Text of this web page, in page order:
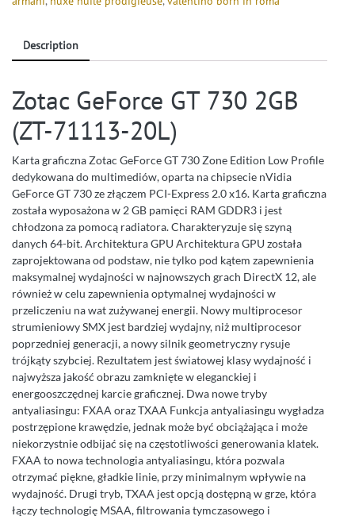
Description
Zotac GeForce GT 730 2GB
(ZT-71113-20L)
Karta graficzna Zotac GeForce GT 730 Zone Edition Low Profile
dedykowana do multimediów, oparta na chipsecie nVidia
GeForce GT 730 ze złączem PCI-Express 2.0 x16. Karta graficzna
została wyposażona w 2 GB pamięci RAM GDDR3 i jest
chłodzona za pomocą radiatora. Charakteryzuje się szyną
danych 64-bit. Architektura GPU Architektura GPU została
zaprojektowana od podstaw, nie tylko pod kątem zapewnienia
maksymalnej wydajności w najnowszych grach DirectX 12, ale
również w celu zapewnienia optymalnej wydajności w
przeliczeniu na wat zużywanej energii. Nowy multiprocesor
strumieniowy SMX jest bardziej wydajny, niż multiprocesor
poprzedniej generacji, a nowy silnik geometryczny rysuje
trójkąty szybciej. Rezultatem jest światowej klasy wydajność i
najwyższa jakość obrazu zamknięte w eleganckiej i
energooszczędnej karcie graficznej. Dwa nowe tryby
antyaliasingu: FXAA oraz TXAA Funkcja antyaliasingu wygładza
postrzępione krawędzie, jednak może być obciążająca i może
niekorzystnie odbijać się na częstotliwości generowania klatek.
FXAA to nowa technologia antyaliasingu, która pozwala
otrzymać piękne, gładkie linie, przy minimalnym wpływie na
wydajność. Drugi tryb, TXAA jest opcją dostępną w grze, która
łączy technologię MSAA, filtrowania tymczasowego i